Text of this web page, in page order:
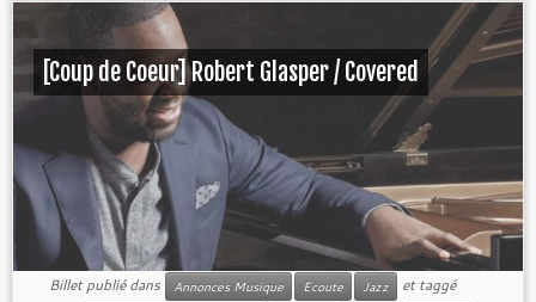
[Coup de Coeur] Robert Glasper / Covered
Billet publié dans Annonces Musique Ecoute Jazz
et taggé